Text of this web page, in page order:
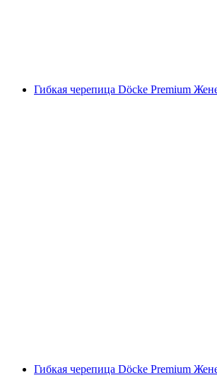
Гибкая черепица Döcke Premium
Гибкая черепица Döcke Premium